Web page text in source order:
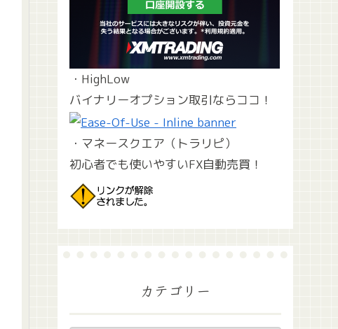
・HighLow
バイナリーオプション取引ならココ！
・マネースクエア（トラリピ）
初心者でも使いやすいFX自動売買！
カテゴリー